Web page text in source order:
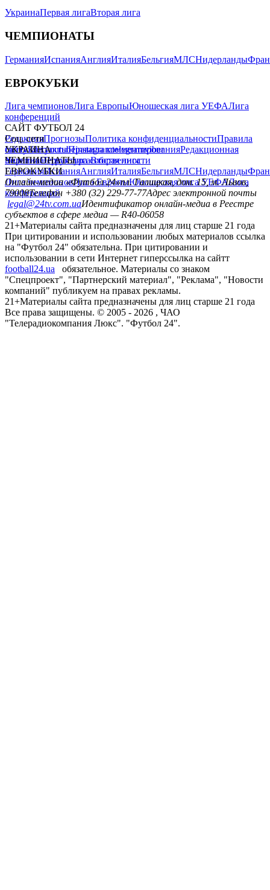
УкраинаПервая лигаВторая лига
ЧЕМПИОНАТЫ
ГерманияИспанияАнглияИталияБельгияМЛСНидерланды
ЕВРОКУБКИ
Лига чемпионовЛига ЕвропыЮношеская лига УЕФАЛига
конференций
САЙТ ФУТБОЛ 24
РедакцияПрогнозыПолитика конфиденциальностиПравила
сайтуКонтактыПравила комментированияРедакционная
политикаСтруктура собственности
Соц. сети
facebookxyoutubeinstagramtelegramviber
УКРАИНА
УкраинаПервая лигаВторая лига
ЧЕМПИОНАТЫ
ГерманияИспанияАнглияИталияБельгияМЛСНидерланды
ЕВРОКУБКИ
Лига чемпионовЛига ЕвропыЮношеская лига УЕФАЛига
конференций
Онлайн-медиа «Футбол 24»пл. Галицкая, дом. 15, м. Львов,
79008Телефон +380 (32) 229-77-77Адрес электронной почты
legal@24tv.com.uaИдентификатор онлайн-медиа в Реестре
субъектов в сфере медиа — R40-06058
21+Материалы сайта предназначены для лиц старше 21 года
При цитировании и использовании любых материалов ссылка
на "Футбол 24" обязательна. При цитировании и
использовании в сети Интернет гиперссылка на сайтт
football24.ua
обязательное. Материалы со знаком
"Спецпроект", "Партнерский материал", "Реклама", "Новости
компаний" публикуем на правах рекламы.
21+Материалы сайта предназначены для лиц старше 21 года
Все права защищены. © 2005 - 2026 , ЧАО
"Телерадиокомпания Люкс". "Футбол 24".